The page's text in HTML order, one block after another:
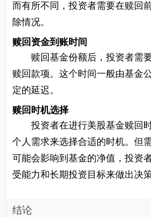
而有所不同，投资者需要在赎回
除情况。
赎回资金到账时间
赎回基金份额后，投资者需
赎回款项。这个时间一般由基金
定的延迟。
赎回时机选择
投资者在进行美股基金赎回
个人需求来选择合适的时机。但
可能会影响到基金的净值，投资
受能力和长期投资目标来做出决策
结论